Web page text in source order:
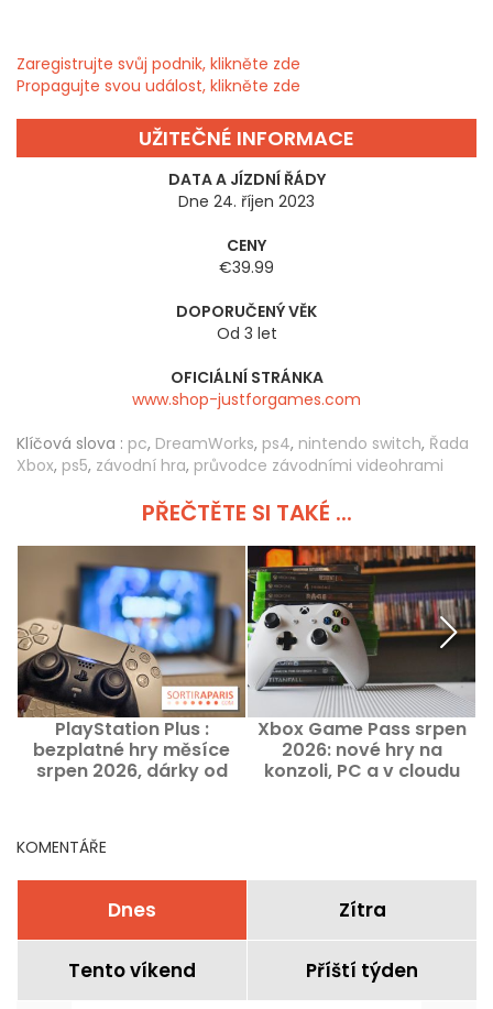
Zaregistrujte svůj podnik, klikněte zde
Propagujte svou událost, klikněte zde
UŽITEČNÉ INFORMACE
DATA A JÍZDNÍ ŘÁDY
Dne 24. říjen 2023
CENY
€39.99
DOPORUČENÝ VĚK
Od 3 let
OFICIÁLNÍ STRÁNKA
www.shop-justforgames.com
Klíčová slova : pc, DreamWorks, ps4, nintendo switch, Řada
Xbox, ps5, závodní hra, průvodce závodními videohrami
PŘEČTĚTE SI TAKÉ ...
PlayStation Plus :
bezplatné hry měsíce
srpen 2026, dárky od
Xbox Game Pass srpen
2026: nové hry na
konzoli, PC a v cloudu
KOMENTÁŘE
Dnes Zítra
Tento víkend Příští týden